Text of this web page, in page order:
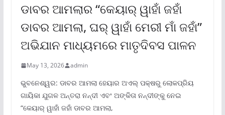
ଡାବର ଆମଲାର “କେୟାର୍ ୱାହାଁ ଜହାଁ
ଡାବର ଆମଲା, ଘର୍ ୱାହାଁ ମେରୀ ମାଁ ଜହାଁ”
ଅଭିଯାନ ମାଧ୍ୟମରେ ମାତୃଦିବସ ପାଳନ
May 13, 2026 admin
ଭୁବନେଶ୍ୱର: ଡାବର ଆମଲା ହେୟାର ଅଏଲ୍ ପକ୍ଷରୁ ଲୋକପ୍ରିୟ
ଗାୟିକା ଯୁଗଳ ଅନ୍ତରା ନନ୍ଦୀ ଏବଂ ଅଙ୍କିତା ନନ୍ଦୀଙ୍କୁ ନେଇ
“କେୟାର୍ ୱାହାଁ ଜହାଁ ଡାବର ଆମଲା,